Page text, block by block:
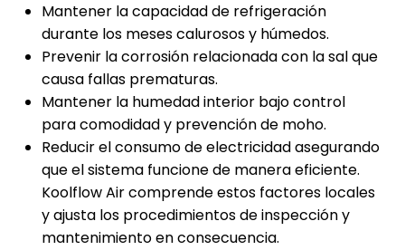
Mantener la capacidad de refrigeración
durante los meses calurosos y húmedos.
Prevenir la corrosión relacionada con la sal que
causa fallas prematuras.
Mantener la humedad interior bajo control
para comodidad y prevención de moho.
Reducir el consumo de electricidad asegurando
que el sistema funcione de manera eficiente.
Koolflow Air comprende estos factores locales
y ajusta los procedimientos de inspección y
mantenimiento en consecuencia.